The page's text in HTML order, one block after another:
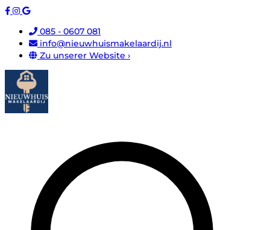
085 - 0607 081
info@nieuwhuismakelaardij.nl
Zu unserer Website ›